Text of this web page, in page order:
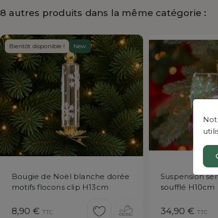
8 autres produits dans la même catégorie :
Bientôt disponible ! New
Bougie de Noël blanche dorée
motifs flocons clip H13cm
Prix
8,90 € TTC
Suspension
soufflé H10cm
Prix
34,90 € TTC